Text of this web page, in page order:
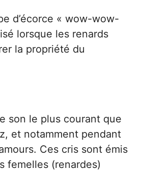
d’écorce « wow-wow-
lorsque les renards
la propriété du
son le plus courant que
et notamment pendant
Ces cris sont émis
femelles (renardes)